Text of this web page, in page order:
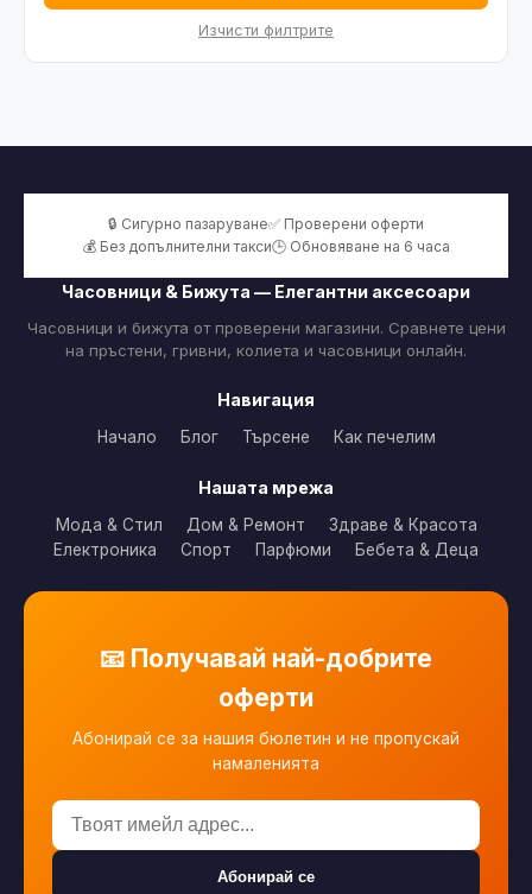
Изчисти филтрите
🔒 Сигурно пазаруване✅ Проверени оферти
💰 Без допълнителни такси🕒 Обновяване на 6 часа
Часовници & Бижута — Елегантни аксесоари
Часовници и бижута от проверени магазини. Сравнете цени
на пръстени, гривни, колиета и часовници онлайн.
Навигация
Начало Блог Търсене Как печелим
Нашата мрежа
Мода & Стил Дом & Ремонт
Здраве & Красота
Електроника
Спорт Парфюми Бебета & Деца
📧 Получавай най-добрите
оферти
Абонирай се за нашия бюлетин и не пропускай
намаленията
Абонирай се